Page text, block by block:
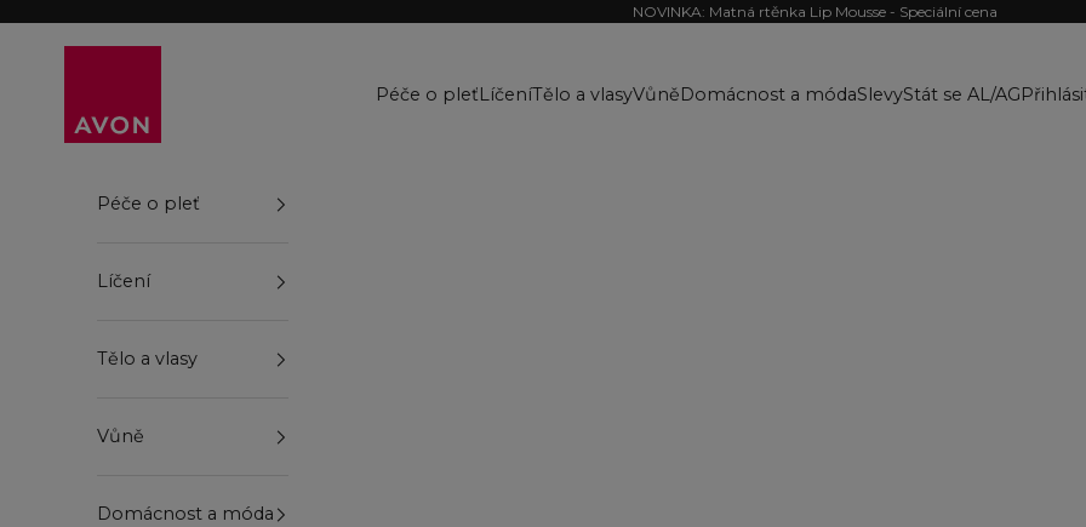
NOVINKA: Matná rtěnka Lip Mousse - Speciální cena
Péče o pleťLíčeníTělo a vlasyVůněDomácnost a módaSlevyStát se AL/AG
Péče o pleť
Líčení
Tělo a vlasy
Vůně
Domácnost a móda